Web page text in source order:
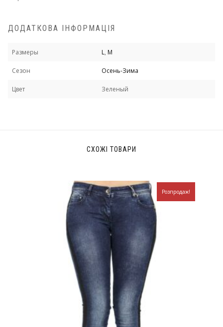
ДОДАТКОВА ІНФОРМАЦІЯ
Размеры L, M
Сезон Осень-Зима
Цвет Зеленый
СХОЖІ ТОВАРИ
Розпродаж!